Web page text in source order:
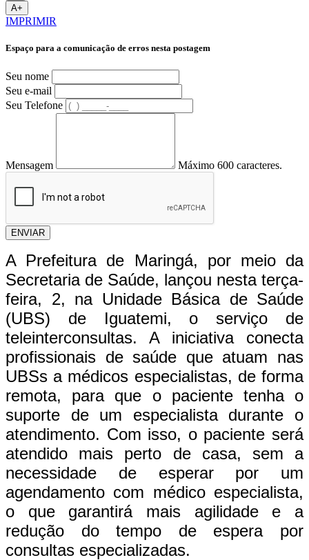
A+
IMPRIMIR
Espaço para a comunicação de erros nesta postagem
Seu nome
Seu e-mail
Seu Telefone
Mensagem Máximo 600 caracteres.
ENVIAR
A Prefeitura de Maringá, por meio da
Secretaria de Saúde, lançou nesta terça-
feira, 2, na Unidade Básica de Saúde
(UBS) de Iguatemi, o serviço de
teleinterconsultas. A iniciativa conecta
profissionais de saúde que atuam nas
UBSs a médicos especialistas, de forma
remota, para que o paciente tenha o
suporte de um especialista durante o
atendimento. Com isso, o paciente será
atendido mais perto de casa, sem a
necessidade de esperar por um
agendamento com médico especialista,
o que garantirá mais agilidade e a
redução do tempo de espera por
consultas especializadas.